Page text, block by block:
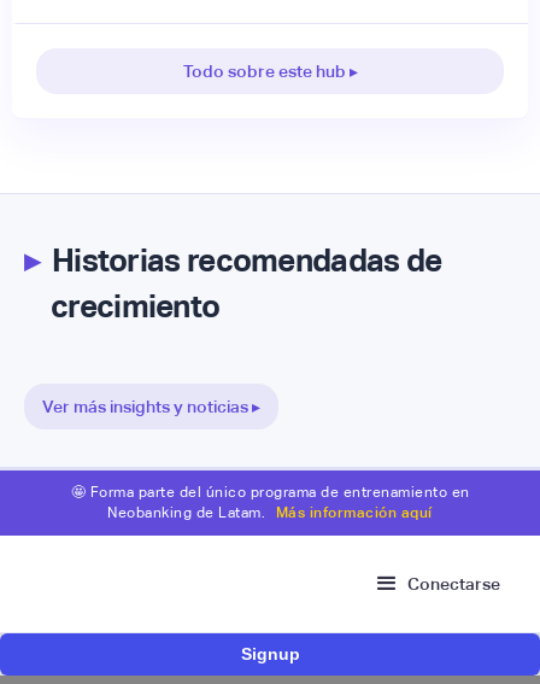
Todo sobre este hub ▸
▸Historias recomendadas de
crecimiento
Ver más insights y noticias ▸
🤩 Forma parte del único programa de entrenamiento en
Neobanking de Latam.
Más información aquí
Conectarse
Signup